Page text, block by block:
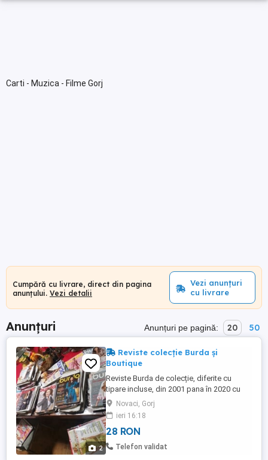
Carti - Muzica - Filme Gorj
Cumpără cu livrare, direct din pagina
anunțului. Vezi detalii
Vezi anunțuri
cu livrare
Anunțuri Anunțuri pe pagină: 20 50
2
Reviste colecție Burda și
Boutique
Reviste Burda de colecție, diferite cu
tipare incluse, din 2001 pana în 2020 cu
tipare incluse. Relații la număr de telefon
Novaci, Gorj
ieri 16:18
28 RON
Telefon validat